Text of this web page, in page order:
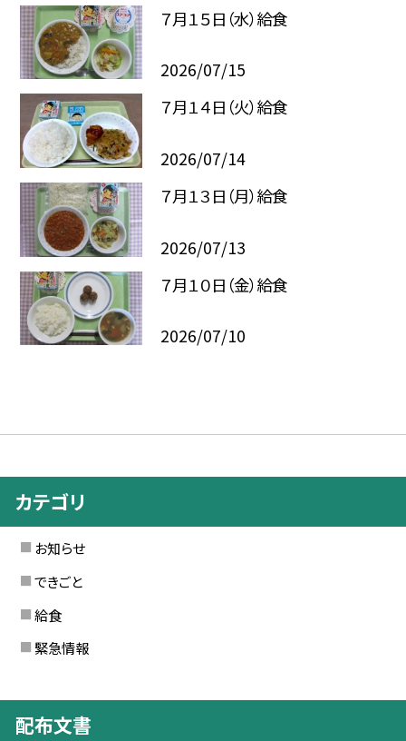
７月１５日（水）給食
2026/07/15
７月１４日（火）給食
2026/07/14
７月１３日（月）給食
2026/07/13
７月１０日（金）給食
2026/07/10
カテゴリ
お知らせ
できごと
給食
緊急情報
配布文書